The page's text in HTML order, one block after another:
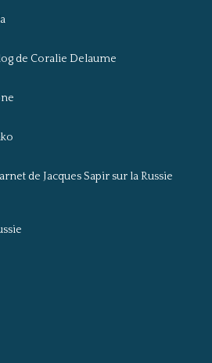
de Coralie Delaume
de Jacques Sapir sur la Russie